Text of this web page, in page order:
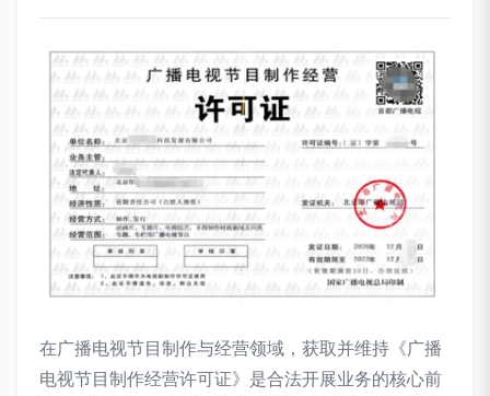
在广播电视节目制作与经营领域，获取并维持《广播
电视节目制作经营许可证》是合法开展业务的核心前